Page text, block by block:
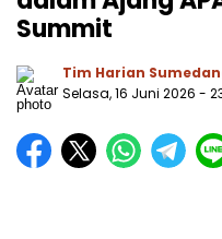
Summit
Tim Harian
Selasa, 16 Juni 2026 -